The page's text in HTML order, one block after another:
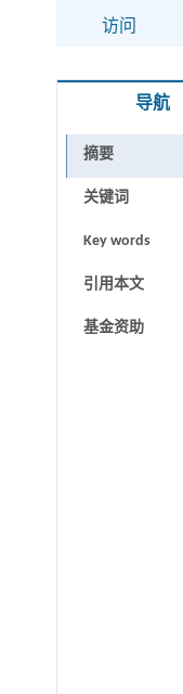
访问
导航
摘要
关键词
Key words
引用本文
基金资助